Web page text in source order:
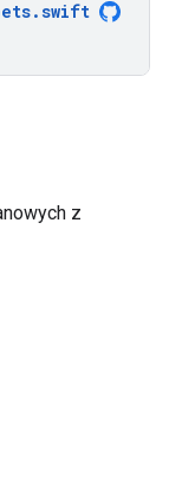
.swift
z